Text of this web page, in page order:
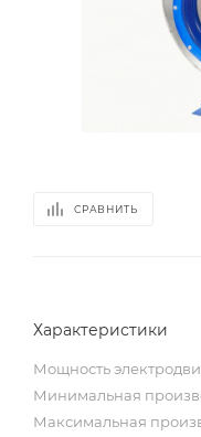
СРАВНИТЬ
Характеристики
Мощность
Минимальная
Максимальная